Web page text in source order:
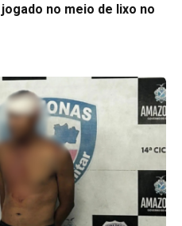
no meio de lixo no